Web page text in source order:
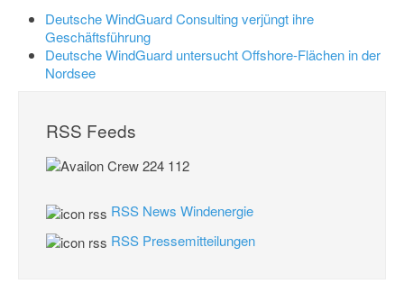
Deutsche WindGuard Consulting verjüngt ihre
Geschäftsführung
Deutsche WindGuard untersucht Offshore-Flächen in der
Nordsee
RSS Feeds
RSS News Windenergie
RSS Pressemitteilungen